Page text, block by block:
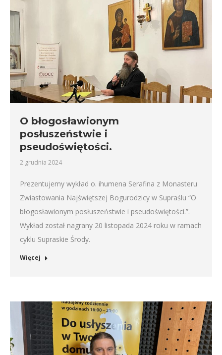
O błogosławionym
posłuszeństwie i
pseudoświętości.
2 grudnia 2024
Prezentujemy wykład o. ihumena Serafina z Monasteru
Zwiastowania Najświętszej Bogurodzicy w Supraślu “O
błogosławionym posłuszeństwie i pseudoświętości.”.
Wykład został nagrany 20 listopada 2024 roku w ramach
cyklu Supraskie Środy.
Więcej